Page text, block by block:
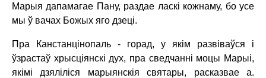
Марыя дапамагае Пану, раздае ласкі кожнаму, бо усе
мы ў вачах Божых яго дзеці.
Пра Канстанцінопаль - горад, у якім развіваўся і
ўзрастаў хрысціянскі дух, пра сведчанні моцы Марыі,
якімі дзяліліся марыянскія святары, расказвае а.